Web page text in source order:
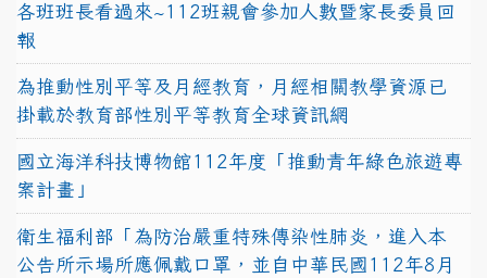
各班班長看過來~112班親會參加人數暨家長委員回
報
為推動性別平等及月經教育，月經相關教學資源已
掛載於教育部性別平等教育全球資訊網
國立海洋科技博物館112年度「推動青年綠色旅遊專
案計畫」
衛生福利部「為防治嚴重特殊傳染性肺炎，進入本
公告所示場所應佩戴口罩，並自中華民國112年8月